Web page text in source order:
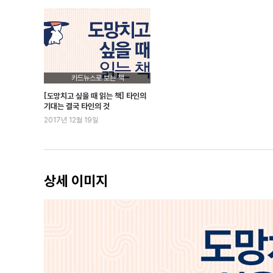
껄끄러운 상대는 도망쳐도 괜찮다
의무적 관계로부터 나를 보호하기
조금 거리를 둔다는 원칙이 중요하다
‘모두와 사이좋게’라는 생각이 문제
Lesson 2) 도망치고 싶을 때 억지로 버티지 않는 법
3장 책임으로부터 도망치고 싶을 때
반드시 기대에 부응해야 할 이유란 무엇인가
상사와 동료의 요구 사이에서 고민하는 경우
Lesson 3) 누구의 기대로부터도 독립적으로 살아가는
카드뉴스로 보는 책
[도망치고 싶을 때 읽는 책] 타인의
기대는 결국 타인의 것
2017년 12월 19일
상세 이미지